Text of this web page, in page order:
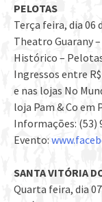
PELOTAS
Terça feira, dia 06
Theatro Guarany
Histórico –
Ingressos entre
e nas lojas No
loja Pam & Co em
Informações: (53)
Evento:
SANTA VITÓRIA
Quarta feira, dia